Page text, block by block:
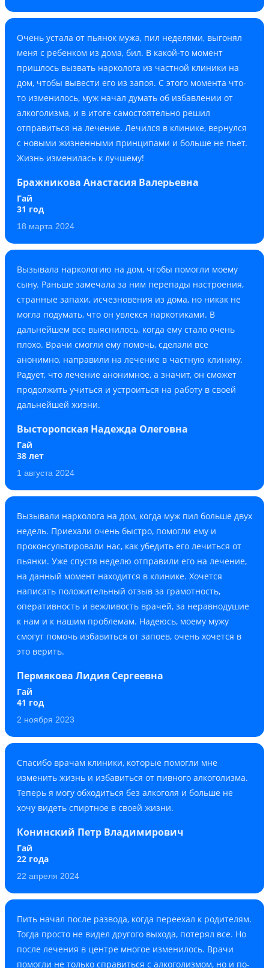
Очень устала от пьянок мужа, пил неделями, выгонял
меня с ребенком из дома, бил. В какой-то момент
пришлось вызвать нарколога из частной клиники на
дом, чтобы вывести его из запоя. С этого момента что-
то изменилось, муж начал думать об избавлении от
алкоголизма, и в итоге самостоятельно решил
отправиться на лечение. Лечился в клинике, вернулся
с новыми жизненными принципами и больше не пьет.
Жизнь изменилась к лучшему!
Бражникова Анастасия Валерьевна
Гай
31 год
18 марта 2024
Вызывала наркологию на дом, чтобы помогли моему
сыну. Раньше замечала за ним перепады настроения,
странные запахи, исчезновения из дома, но никак не
могла подумать, что он увлекся наркотиками. В
дальнейшем все выяснилось, когда ему стало очень
плохо. Врачи смогли ему помочь, сделали все
анонимно, направили на лечение в частную клинику.
Радует, что лечение анонимное, а значит, он сможет
продолжить учиться и устроиться на работу в своей
дальнейшей жизни.
Высторопская Надежда Олеговна
Гай
38 лет
1 августа 2024
Вызывали нарколога на дом, когда муж пил больше двух
недель. Приехали очень быстро, помогли ему и
проконсультировали нас, как убедить его лечиться от
пьянки. Уже спустя неделю отправили его на лечение,
на данный момент находится в клинике. Хочется
написать положительный отзыв за грамотность,
оперативность и вежливость врачей, за неравнодушие
к нам и к нашим проблемам. Надеюсь, моему мужу
смогут помочь избавиться от запоев, очень хочется в
это верить.
Пермякова Лидия Сергеевна
Гай
41 год
2 ноября 2023
Спасибо врачам клиники, которые помогли мне
изменить жизнь и избавиться от пивного алкоголизма.
Теперь я могу обходиться без алкоголя и больше не
хочу видеть спиртное в своей жизни.
Конинский Петр Владимирович
Гай
22 года
22 апреля 2024
Пить начал после развода, когда переехал к родителям.
Тогда просто не видел другого выхода, потерял все. Но
после лечения в центре многое изменилось. Врачи
помогли не только справиться с алкоголизмом, но и по-